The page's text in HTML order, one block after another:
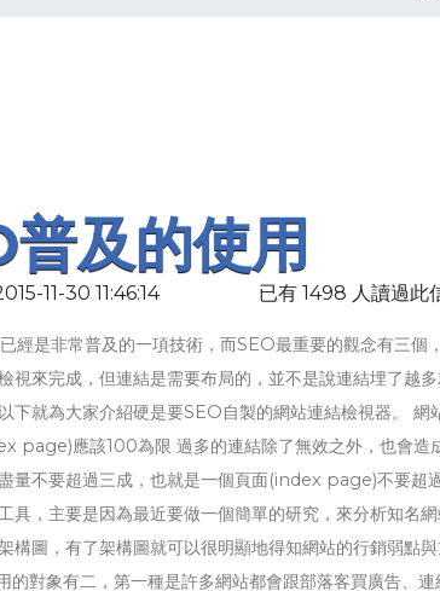
普及的使用
11-30 11:46:14 已有 1498 人讀過此
經是非常普及的一項技術，而SEO最重要的觀念有三
視來完成，但連結是需要布局的，並不是說連結埋了越
下就為大家介紹硬是要SEO自製的網站連結檢視器。
page)應該100為限 過多的連結除了無效之外，也會造
量不要超過三成，也就是一個頁面(index page)不要超
具，主要是因為最近要做一個簡單的研究，來分析知名
構圖，有了架構圖就可以很明顯地得知網站的行銷弱點
的對象有二，第一種是許多網站都會跟部落客買廣告、